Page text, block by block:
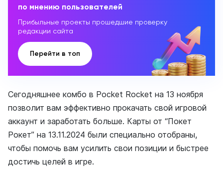
по мнению пользователей
Прибыльные проекты прошедшие проверку
редакции сайта
Перейти в топ
Сегодняшнее комбо в Pocket Rocket на 13 ноября
позволит вам эффективно прокачать свой игровой
аккаунт и заработать больше. Карты от “Покет
Рокет” на 13.11.2024 были специально отобраны,
чтобы помочь вам усилить свои позиции и быстрее
достичь целей в игре.